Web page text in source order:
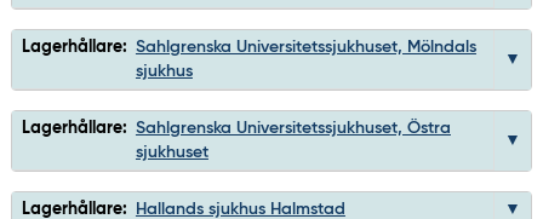
Lagerhållare: Sahlgrenska Universitetssjukhuset, Mölndals
sjukhus
Lagerhållare: Sahlgrenska Universitetssjukhuset, Östra
sjukhuset
Lagerhållare: Hallands sjukhus Halmstad